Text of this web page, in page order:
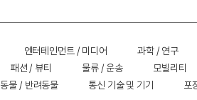
엔터테인먼트 / 미디어 과학 / 연구
패션 / 뷰티 물류 / 운송 모빌리티
동물 / 반려동물 통신 기술 및 기기 포